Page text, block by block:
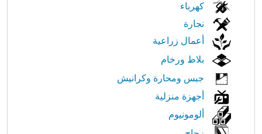
النت
كهرباء
نجارة
أعمال زراعية
بلاط ورخام
جبس ومحارة وكرانيش
أجهزة منزلية
ألومونيوم